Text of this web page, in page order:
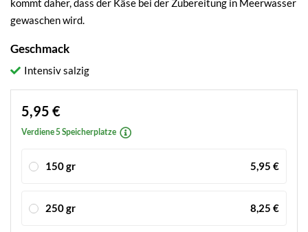
kommt daher, dass der Käse bei der Zubereitung in Meerwasser
gewaschen wird.
Geschmack
Intensiv salzig
5,95 €
Verdiene 5 Speicherplatze
150 gr 5,95 €
250 gr 8,25 €